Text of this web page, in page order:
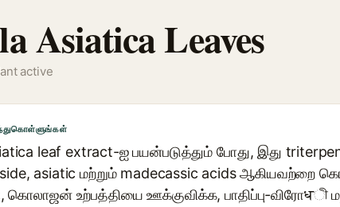
Asiatica Leaves
active
leaf extract-ஐ பயன்படுத்தும் போது, இது
asiatic மற்றும் madecassic acids ஆகியவற்றை
கொலாஜன் உற்பத்தியை ஊக்குவிக்க, பாதிப்பு-விரோधী